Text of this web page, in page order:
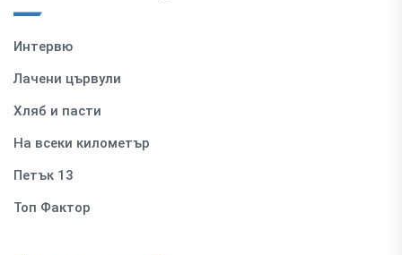
Интервю
Лачени цървули
Хляб и пасти
На всеки километър
Петък 13
Топ Фактор